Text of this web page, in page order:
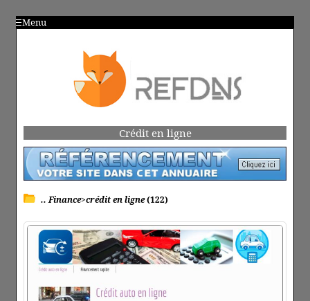
Menu
Crédit en ligne
.. Finance>crédit en ligne(122)